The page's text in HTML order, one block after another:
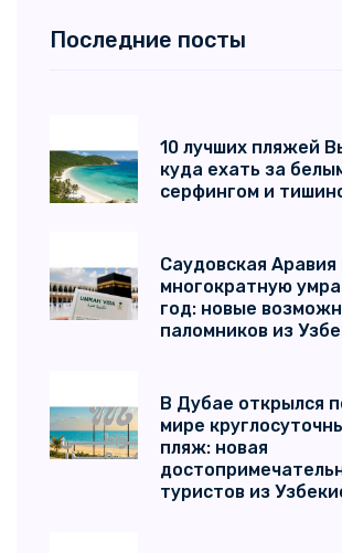
Последние посты
10 лучших пляжей
куда ехать за
серфингом и
Саудовская Аравия
многократную
год: новые
паломников из
В Дубае открылся
мире
пляж: новая
туристов из